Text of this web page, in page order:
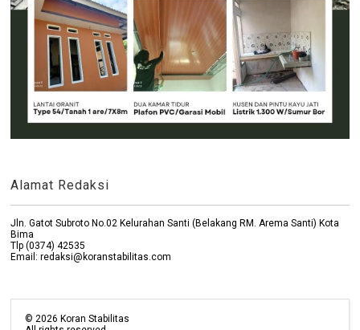
Alamat Redaksi
Jln. Gatot Subroto No.02 Kelurahan Santi (Belakang RM. Arema Santi) Kota
Bima
Tlp (0374) 42535
Email: redaksi@koranstabilitas.com
©2026 Koran Stabilitas